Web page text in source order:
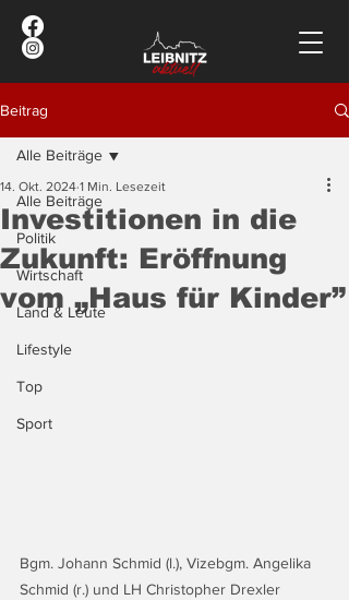
Beitrag
Alle Beiträge
Politik
Wirtschaft
Land & Leute
Lifestyle
Top
Sport
Alle Beiträge
Investitionen in die
Zukunft: Eröffnung
vom „Haus für Kinder”
14. Okt. 2024 1 Min. Lesezeit
Bgm. Johann Schmid (l.), Vizebgm. Angelika
Schmid (r.) und LH Christopher Drexler